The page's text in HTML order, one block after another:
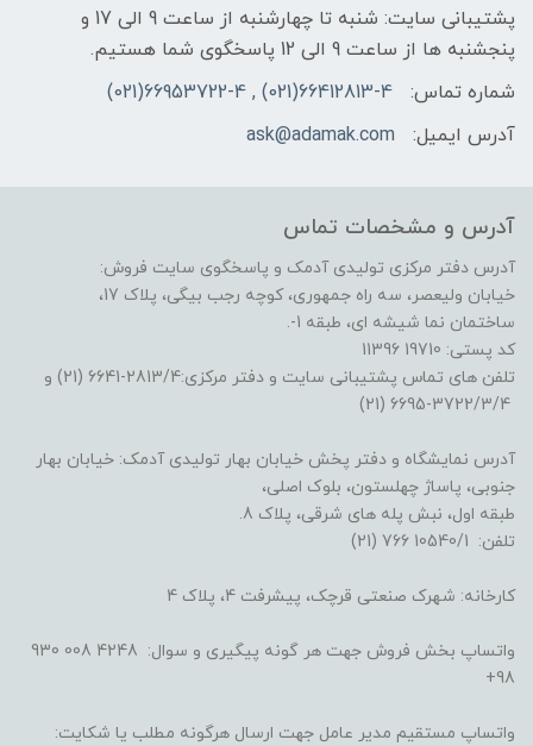
پشتیبانی سایت: شنبه تا چهارشنبه از ساعت 9 الی 17 و
پنجشنبه ها از ساعت 9 الی 12 پاسخگوی شما هستیم.
شماره تماس:
66412813-4(021) , 66953722-4(021)
آدرس ایمیل:
ask@adamak.com
آدرس و مشخصات تماس
آدرس دفتر مرکزی تولیدی آدمک و پاسخگوی سایت فروش:
خیابان ولیعصر، سه راه جمهوری، کوچه رجب بیگی، پلاک 17،
ساختمان نما شیشه ای، طبقه 1-.
کد پستی: 19710 11396
تلفن های تماس پشتیبانی سایت و دفتر مرکزی:2813/4-6641 (21) و
آدرس نمایشگاه و دفتر پخش خیابان بهار تولیدی آدمک: خیابان بهار
جنوبی، پاساژ چهلستون، بلوک اصلی،
طبقه اول، نبش پله های شرقی، پلاک 8.
تلفن: 10540/1 766 (21)
کارخانه: شهرک صنعتی قرچک، پیشرفت 4، پلاک 4
واتساپ بخش فروش جهت هر گونه پیگیری و سوال: 4248 008 930
98+
واتساپ مستقیم مدیر عامل جهت ارسال هرگونه مطلب یا شکایت: